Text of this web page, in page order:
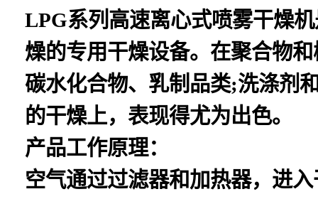
LPG系列高速离心式喷雾干燥
燥的专用干燥设备。在聚合物
碳水化合物、乳制品类;洗涤剂
的干燥上，表现得尤为出色。
产品工作原理：
空气通过过滤器和加热器，进